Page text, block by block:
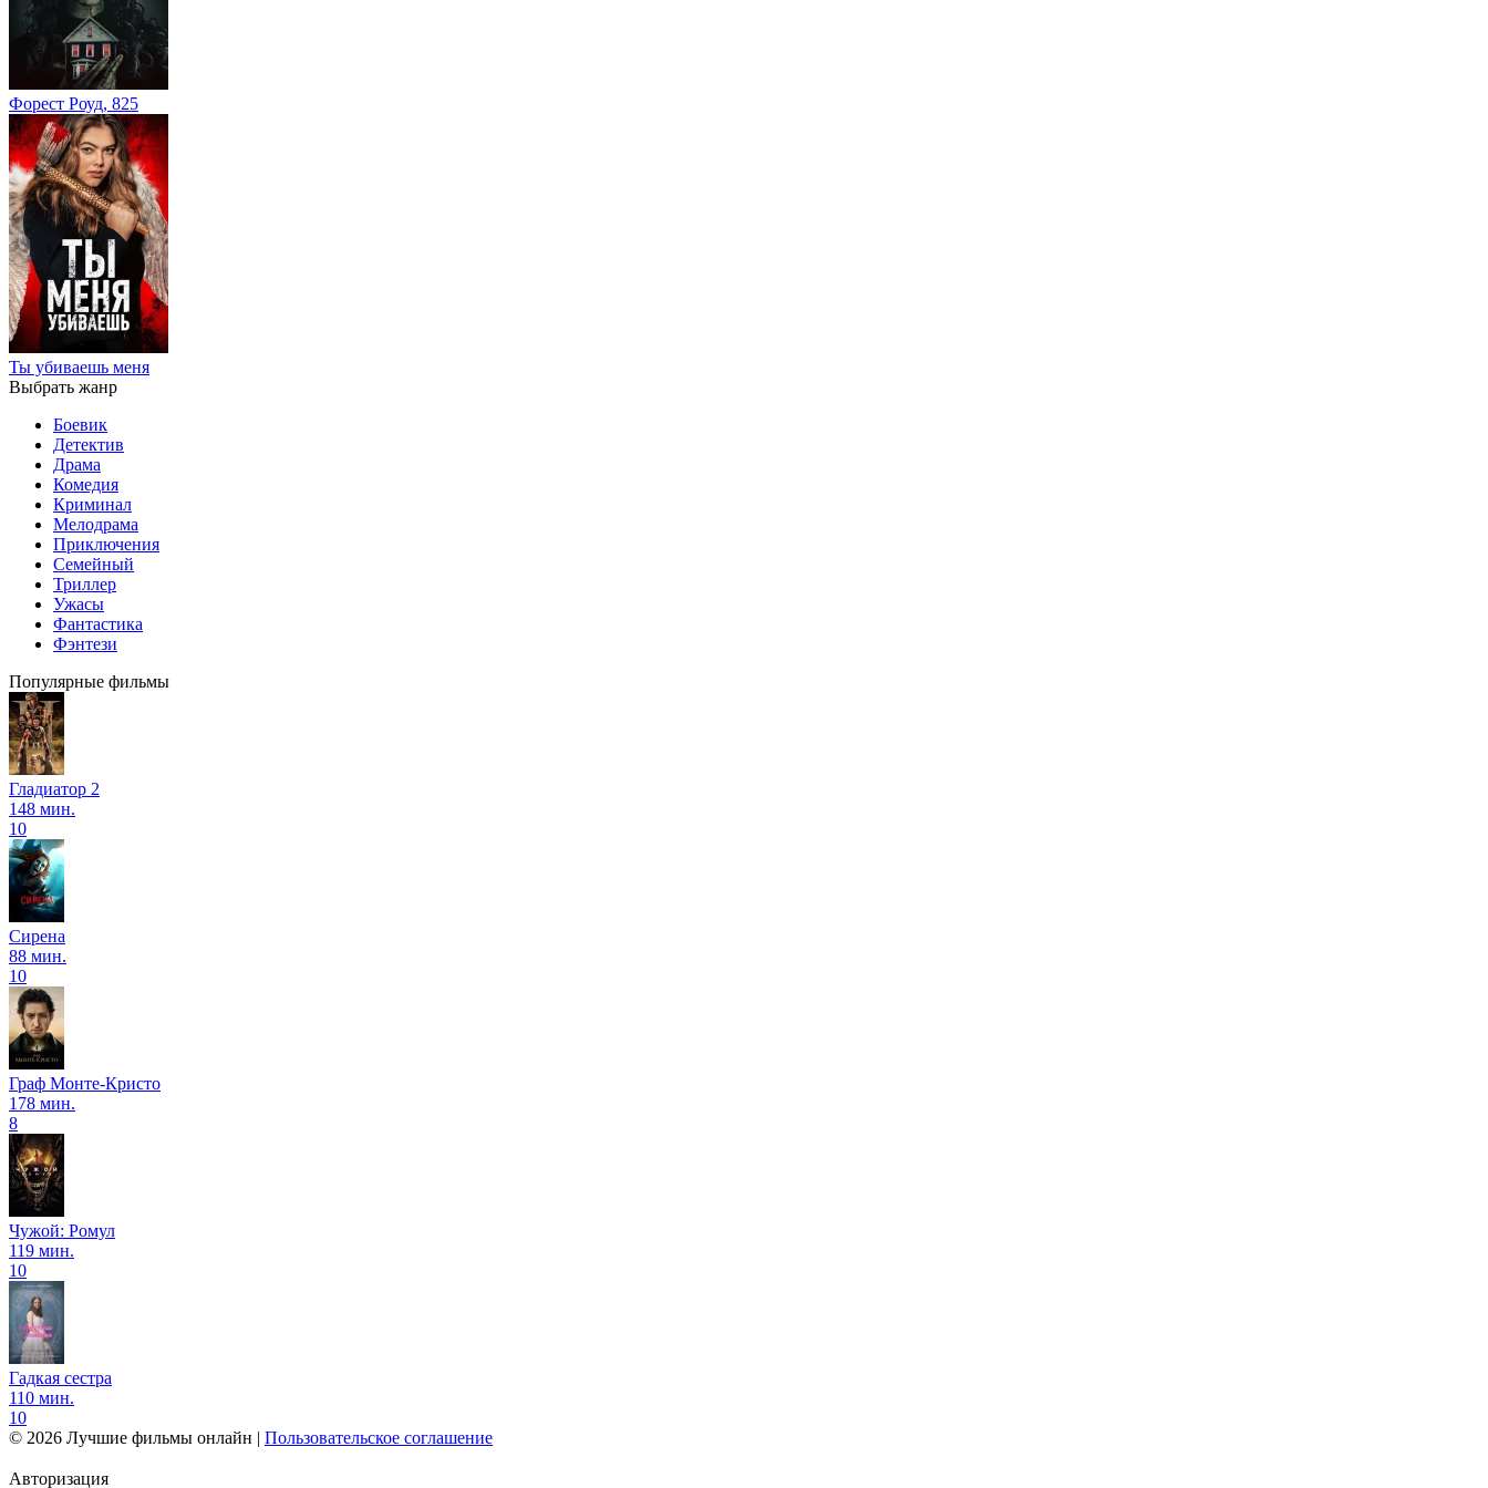
Форест Роуд, 825
Ты убиваешь меня
Выбрать жанр
Боевик
Детектив
Драма
Комедия
Криминал
Мелодрама
Приключения
Семейный
Триллер
Ужасы
Фантастика
Фэнтези
Популярные фильмы
Гладиатор 2
148 мин.
10
Сирена
88 мин.
10
Граф Монте-Кристо
178 мин.
8
Чужой: Ромул
119 мин.
10
Гадкая сестра
110 мин.
10
© 2026 Лучшие фильмы онлайн | Пользовательское соглашение
Авторизация